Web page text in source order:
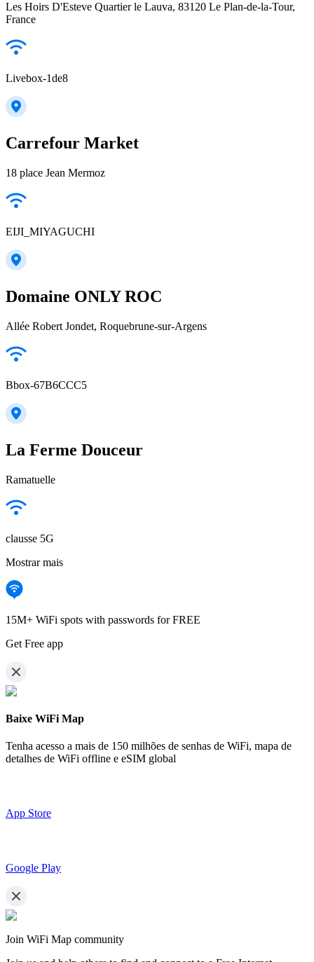
Les Hoirs D'Esteve Quartier le Lauva, 83120 Le Plan-de-la-Tour,
France
Livebox-1de8
Carrefour Market
18 place Jean Mermoz
EIJI_MIYAGUCHI
Domaine ONLY ROC
Allée Robert Jondet, Roquebrune-sur-Argens
Bbox-67B6CCC5
La Ferme Douceur
Ramatuelle
clausse 5G
Mostrar mais
15M+ WiFi spots with passwords for FREE
Get Free app
Baixe WiFi Map
Tenha acesso a mais de 150 milhões de senhas de WiFi, mapa de
detalhes de WiFi offline e eSIM global
App Store
Google Play
Join WiFi Map community